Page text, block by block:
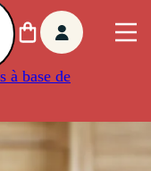
à base de